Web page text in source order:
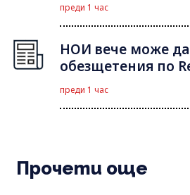
преди 1 час
НОИ вече може
обезщетения по
преди 1 час
Прочети още